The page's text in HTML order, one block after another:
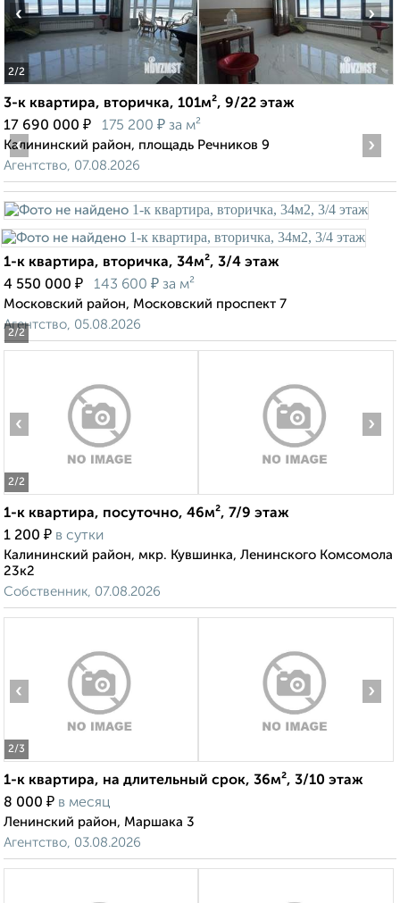
2/2
‹ ›
3-к квартира, вторичка, 101м², 9/22 этаж
17 690 000 ₽ 175 200 ₽ за м²
Калининский район, площадь Речников 9
Агентство, 07.08.2026
2/2
‹ ›
1-к квартира, вторичка, 34м², 3/4 этаж
4 550 000 ₽ 143 600 ₽ за м²
Московский район, Московский проспект 7
Агентство, 05.08.2026
2/2
‹ ›
1-к квартира, посуточно, 46м², 7/9 этаж
1 200 ₽ в сутки
Калининский район, мкр. Кувшинка, Ленинского Комсомола
23к2
Собственник, 07.08.2026
2/3
‹ ›
1-к квартира, на длительный срок, 36м², 3/10 этаж
8 000 ₽ в месяц
Ленинский район, Маршака 3
Агентство, 03.08.2026